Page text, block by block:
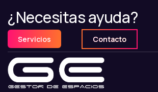
¿Necesitas ayuda?
Servicios Contacto